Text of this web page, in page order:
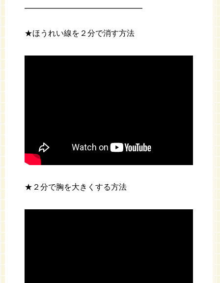
━━━━━━━━━━━━━━━
★ほうれい線を２分で消す方法
★２分で胸を大きくする方法